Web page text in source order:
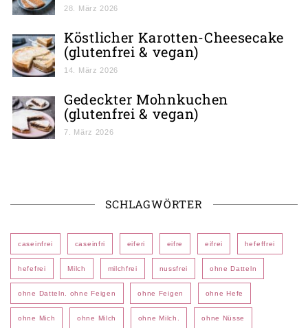
28. März 2026
Köstlicher Karotten-Cheesecake
(glutenfrei & vegan)
14. März 2026
Gedeckter Mohnkuchen
(glutenfrei & vegan)
7. März 2026
SCHLAGWÖRTER
caseinfrei caseinfri eiferi eifre eifrei hefeffrei
hefefrei Milch milchfrei nussfrei ohne Datteln
ohne Datteln. ohne Feigen ohne Feigen ohne Hefe
ohne Mich ohne Milch ohne Milch. ohne Nüsse